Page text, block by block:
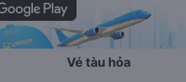
Vé tàu hỏa